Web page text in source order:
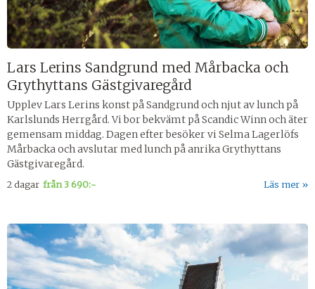
Lars Lerins Sandgrund med Mårbacka och
Grythyttans Gästgivaregård
Upplev Lars Lerins konst på Sandgrund och njut av lunch på
Karlslunds Herrgård. Vi bor bekvämt på Scandic Winn och äter
gemensam middag. Dagen efter besöker vi Selma Lagerlöfs
Mårbacka och avslutar med lunch på anrika Grythyttans
Gästgivaregård.
2 dagar från3 690:- Läs mer